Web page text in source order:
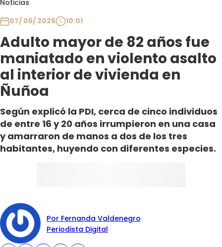
Noticias
07/ 06/ 2026
10:01
Adulto mayor de 82 años fue
maniatado en violento asalto
al interior de vivienda en
Ñuñoa
Según explicó la PDI, cerca de cinco individuos
de entre 16 y 20 años irrumpieron en una casa
y amarraron de manos a dos de los tres
habitantes, huyendo con diferentes especies.
Por Fernanda Valdenegro
Periodista Digital
Club De La Comedia
Contigo en Directo
Plan Perfecto
El Tiempo
Sabingo
Todos Los Programas